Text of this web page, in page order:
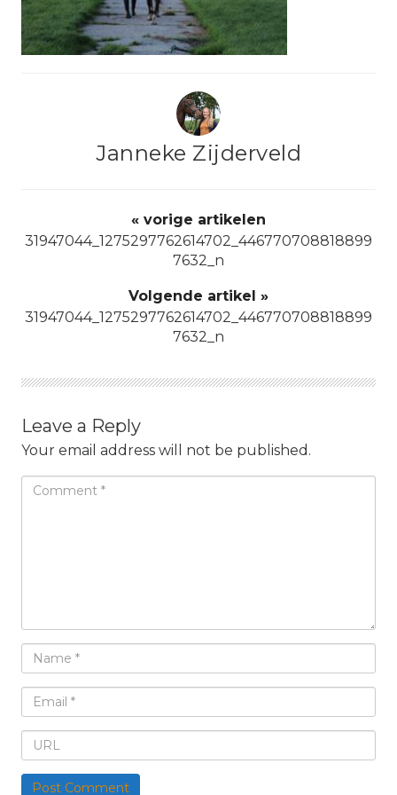
Janneke Zijderveld
« vorige artikelen
31947044_1275297762614702_446770708818899
7632_n
Volgende artikel »
31947044_1275297762614702_446770708818899
7632_n
Leave a Reply
Your email address will not be published.